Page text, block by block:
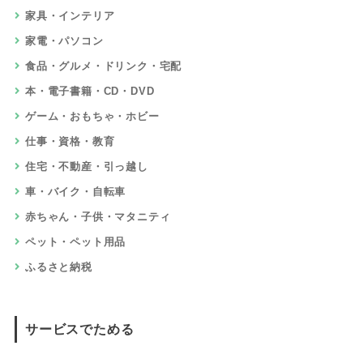
家具・インテリア
家電・パソコン
食品・グルメ・ドリンク・宅配
本・電子書籍・CD・DVD
ゲーム・おもちゃ・ホビー
仕事・資格・教育
住宅・不動産・引っ越し
車・バイク・自転車
赤ちゃん・子供・マタニティ
ペット・ペット用品
ふるさと納税
サービスでためる